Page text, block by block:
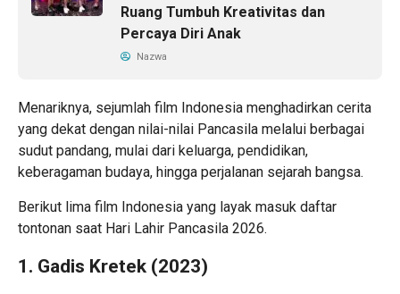
Ruang Tumbuh Kreativitas dan
Percaya Diri Anak
Nazwa
Menariknya, sejumlah film Indonesia menghadirkan cerita
yang dekat dengan nilai-nilai Pancasila melalui berbagai
sudut pandang, mulai dari keluarga, pendidikan,
keberagaman budaya, hingga perjalanan sejarah bangsa.
Berikut lima film Indonesia yang layak masuk daftar
tontonan saat Hari Lahir Pancasila 2026.
1. Gadis Kretek (2023)